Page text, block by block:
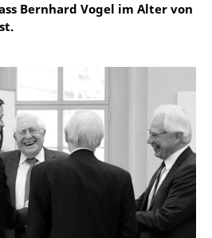
Bernhard Vogel im Alter von